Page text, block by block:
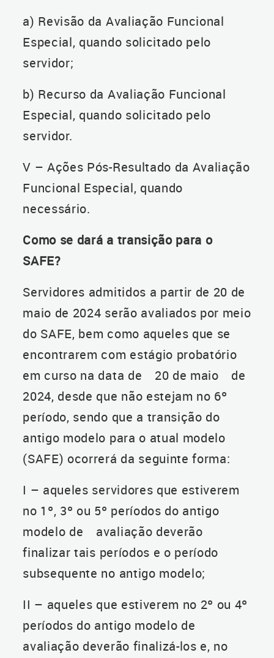
a) Revisão da Avaliação Funcional
Especial, quando solicitado pelo
servidor;
b) Recurso da Avaliação Funcional
Especial, quando solicitado pelo
servidor.
V – Ações Pós-Resultado da Avaliação
Funcional Especial, quando
necessário.
Como se dará a transição para o
SAFE?
Servidores admitidos a partir de 20 de
maio de 2024 serão avaliados por meio
do SAFE, bem como aqueles que se
encontrarem com estágio probatório
em curso na data de 20 de maio de
2024, desde que não estejam no 6º
período, sendo que a transição do
antigo modelo para o atual modelo
(SAFE) ocorrerá da seguinte forma:
I – aqueles servidores que estiverem
no 1º, 3º ou 5º períodos do antigo
modelo de avaliação deverão
finalizar tais períodos e o período
subsequente no antigo modelo;
II – aqueles que estiverem no 2º ou 4º
períodos do antigo modelo de
avaliação deverão finalizá-los e, no